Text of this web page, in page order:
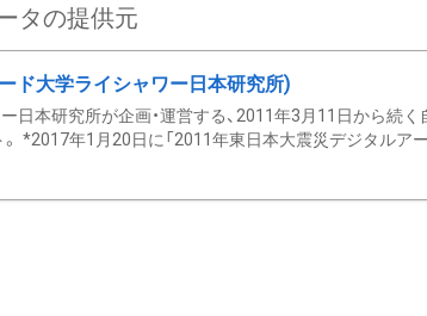
タの提供元
ド大学ライシャワー日本研究所)
日本研究所が企画・運営する、2011年3月11日から続く
*2017年1月20日に「2011年東日本大震災デジタルア